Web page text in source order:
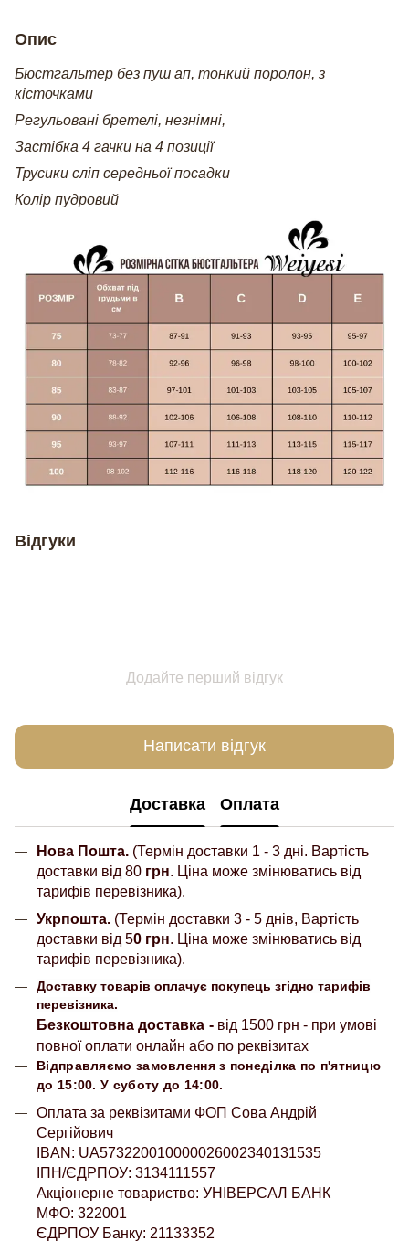
Опис
Бюстгальтер без пуш ап, тонкий поролон, з
кісточками
Регульовані бретелі, незнімні,
Застібка 4 гачки на 4 позиції
Трусики сліп середньої посадки
Колір пудровий
Відгуки
Додайте перший відгук
Написати відгук
Доставка Оплата
Нова Пошта. (Термін доставки 1 - 3 дні. Вартість
доставки від 80 грн. Ціна може змінюватись від
тарифів перевізника).
Укрпошта. (Термін доставки 3 - 5 днів, Вартість
доставки від 50 грн. Ціна може змінюватись від
тарифів перевізника).
Доставку товарів оплачує покупець згідно тарифів
перевізника.
Безкоштовна доставка - від 1500 грн - при умові
повної оплати онлайн або по реквізитах
Відправляємо замовлення з понеділка по п'ятницю
до 15:00. У суботу до 14:00.
Оплата за реквізитами ФОП Сова Андрій
Сергійович
IBAN: UA573220010000026002340131535
ІПН/ЄДРПОУ: 3134111557
Акціонерне товариство: УНІВЕРСАЛ БАНК
МФО: 322001
ЄДРПОУ Банку: 21133352